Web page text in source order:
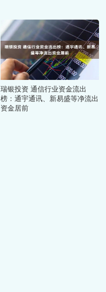
瑞银投资 通信行业资金流出
榜：通宇通讯、新易盛等净流出
资金居前